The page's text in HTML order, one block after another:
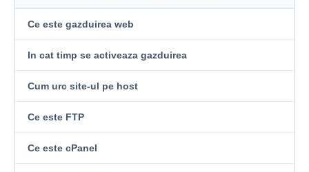
Ce este gazduirea web
In cat timp se activeaza gazduirea
Cum urc site-ul pe host
Ce este FTP
Ce este cPanel